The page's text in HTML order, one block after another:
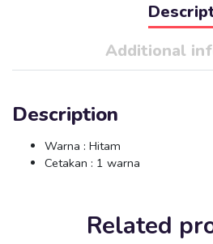
Additional
Description
Warna : Hitam
Cetakan : 1 warna
Related